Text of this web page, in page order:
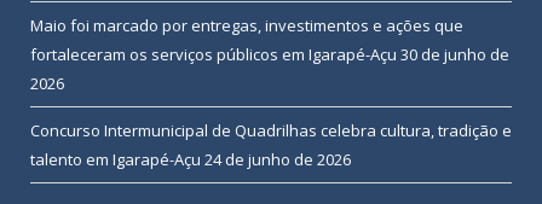
Maio foi marcado por entregas, investimentos e ações que
fortaleceram os serviços públicos em Igarapé-Açu 30 de junho de
2026
Concurso Intermunicipal de Quadrilhas celebra cultura, tradição e
talento em Igarapé-Açu 24 de junho de 2026